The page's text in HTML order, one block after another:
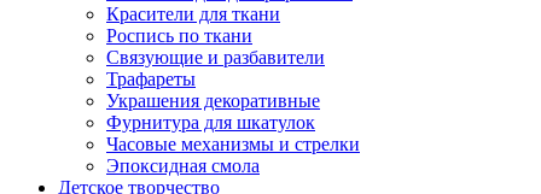
Красители для ткани
Роспись по ткани
Связующие и разбавители
Трафареты
Украшения декоративные
Фурнитура для шкатулок
Часовые механизмы и стрелки
Эпоксидная смола
Детское творчество